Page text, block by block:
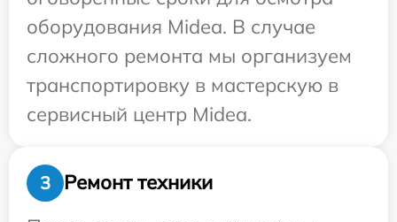
оборудования Midea. В случае
сложного ремонта мы организуем
транспортировку в мастерскую в
сервисный центр Midea.
3
Ремонт техники